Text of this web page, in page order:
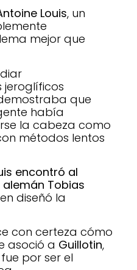
Louis, un
mejor que
jeroglíficos
que
había
la cabeza como
métodos lentos
encontró al
Tobias
diseñó la
con certeza cómo
asoció a Guillotin,
por ser el